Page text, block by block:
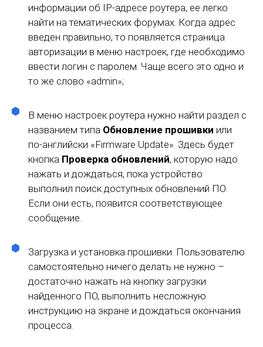
информации об IP-адресе роутера, ее легко
найти на тематических форумах. Когда адрес
введен правильно, то появляется страница
авторизации в меню настроек, где необходимо
ввести логин с паролем. Чаще всего это одно и
то же слово «admin»;
В меню настроек роутера нужно найти раздел с
названием типа Обновление прошивки или
по-английски «Firmware Update». Здесь будет
кнопка Проверка обновлений, которую надо
нажать и дождаться, пока устройство
выполнил поиск доступных обновлений ПО.
Если они есть, появится соответствующее
сообщение.
Загрузка и установка прошивки. Пользователю
самостоятельно ничего делать не нужно –
достаточно нажать на кнопку загрузки
найденного ПО, выполнить несложную
инструкцию на экране и дождаться окончания
процесса.